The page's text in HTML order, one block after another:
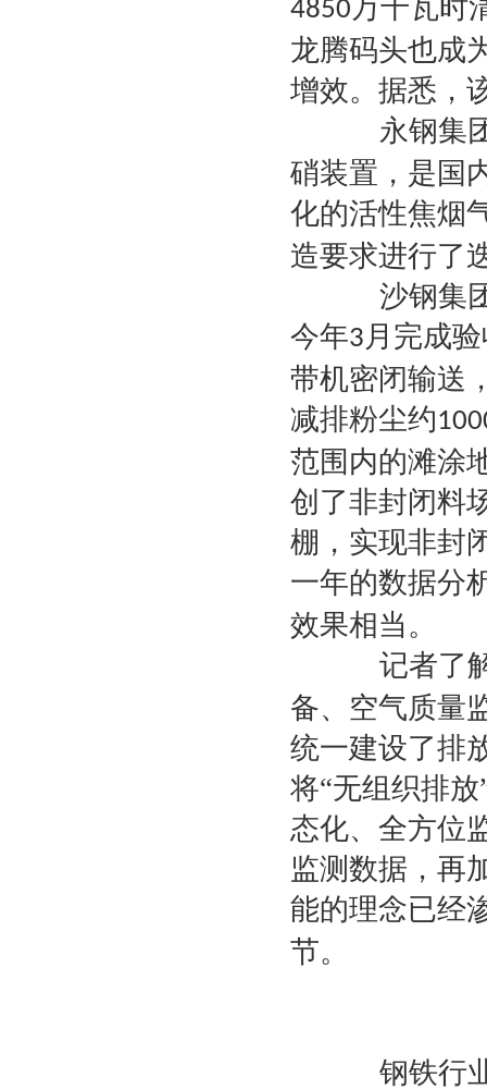
4850万千瓦时
龙腾码头也成
增效。据悉，
永钢集
硝装置，是国
化的活性焦烟
造要求进行了
沙钢集团
今年3月完成
带机密闭输送
减排粉尘约
范围内的滩涂
创了非封闭料
棚，实现非封
一年的数据分
效果相当。
记者了
备、空气质量
统一建设了排
将“无组织排
态化、全方位
监测数据，再
能的理念已经
节。
钢铁行业